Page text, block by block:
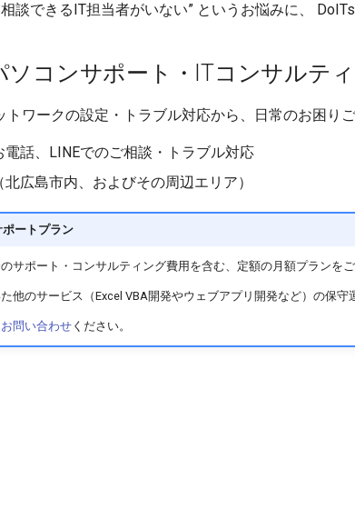
談できるIT担当者がいない” というお悩みに、
ソコンサポート・ITコンサルテ
トワークの設定・トラブル対応から、日常のお困り
電話、LINEでのご相談・トラブル対応
広島市内、およびその周辺エリア）
ポートプラン
サポート・コンサルティング費用を含む、定額の月額プランをご
他のサービス（Excel VBA開発やウェブアプリ開発など）の保
お問い合わせください。